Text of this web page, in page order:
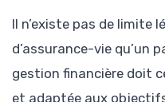
Il n’existe pas de limite
d’assurance-vie qu’un
gestion financière doit
et adaptée aux